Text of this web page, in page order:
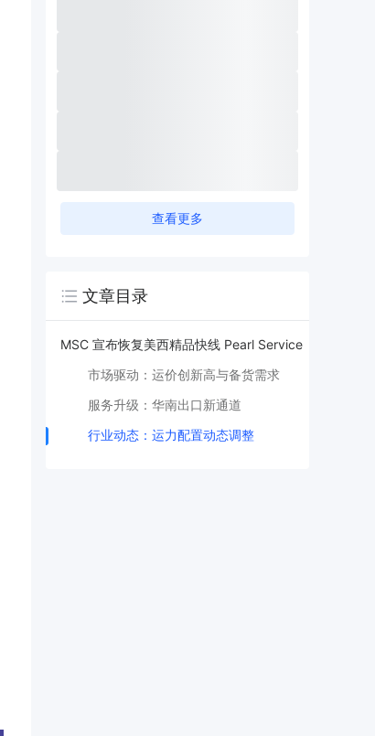
查看更多
文章目录
MSC 宣布恢复美西精品快线 Pearl Service
市场驱动：运价创新高与备货需求
服务升级：华南出口新通道
行业动态：运力配置动态调整